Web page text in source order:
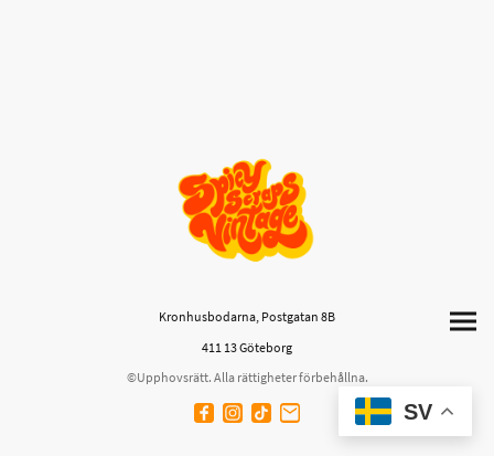
Kronhusbodarna, Postgatan 8B
411 13 Göteborg
©Upphovsrätt. Alla rättigheter förbehållna.
SV